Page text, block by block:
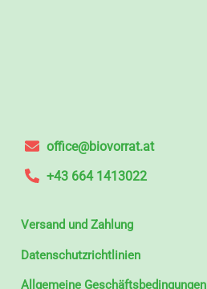
office@biovorrat.at
+43 664 1413022
Versand und Zahlung
Datenschutzrichtlinien
Allgemeine Geschäftsbedingungen